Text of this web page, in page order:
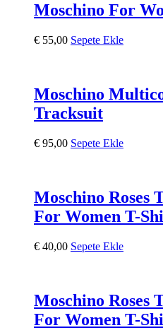
Moschino For
€ 55,00 Sepete Ekle
Moschino
Tracksuit
€ 95,00 Sepete Ekle
Moschino Roses
For Women T-
€ 40,00 Sepete Ekle
Moschino Roses
For Women T-